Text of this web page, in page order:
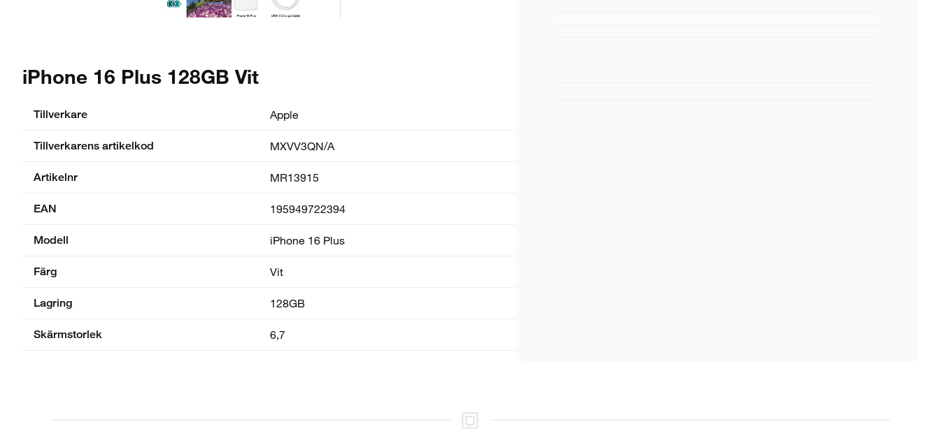
iPhone 16 Plus 128GB Vit
Tillverkare Apple
Tillverkarens artikelkod MXVV3QN/A
Artikelnr MR13915
EAN 195949722394
Modell iPhone 16 Plus
Färg Vit
Lagring 128GB
Skärmstorlek 6,7